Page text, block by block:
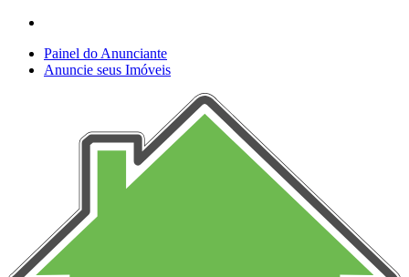
Painel do Anunciante
Anuncie seus Imóveis